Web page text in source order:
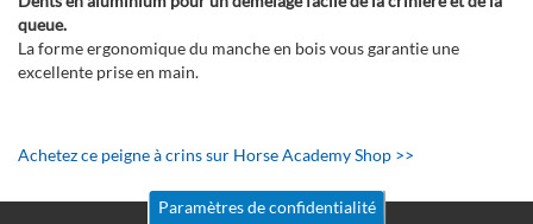
queue.
La forme ergonomique du manche en bois vous garantie une
excellente prise en main.
Achetez ce peigne à crins sur Horse Academy Shop >>
Paramètres de confidentialité